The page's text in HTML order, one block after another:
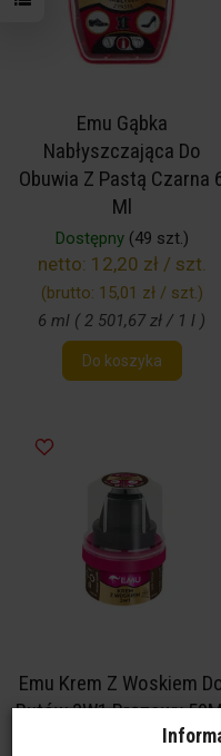
Emu Gąbka
Nabłyszczająca Do
Obuwia Z Pastą Czarna
Ml
Dostępny(49 szt.)
netto: 12,20 zł / szt.
(brutto: 15,01 zł / szt.)
6 ml ( 2 501,67 zł / 1 l )
Do koszyka
Emu Krem Z Woskiem
Butów 3W1 Brązowy
(52 szt.)